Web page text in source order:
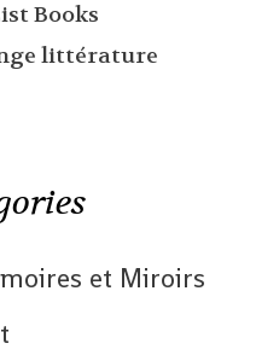
Books
littérature
et Miroirs